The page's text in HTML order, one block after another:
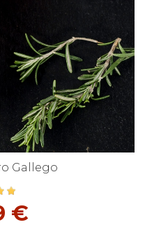
Gallego
€